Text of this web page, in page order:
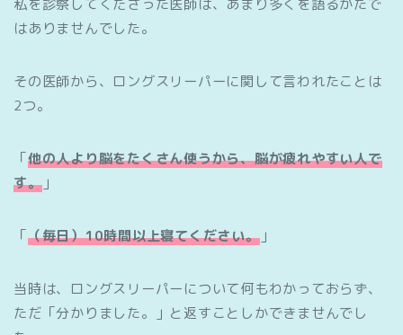
はありませんでした。
その医師から、ロングスリーパーに関して言われたことは
2つ。
「他の人より脳をたくさん使うから、脳が疲れやすい人で
す。」
「（毎日）10時間以上寝てください。」
当時は、ロングスリーパーについて何もわかっておらず、
ただ「分かりました。」と返すことしかできませんでし